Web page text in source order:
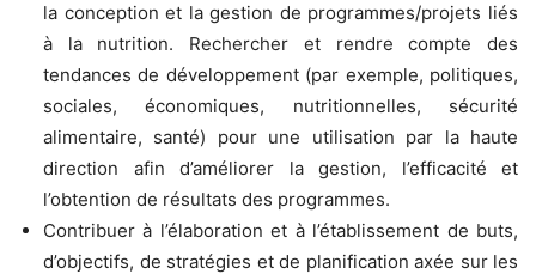
la conception et la gestion de programmes/projets liés
à la nutrition. Rechercher et rendre compte des
tendances de développement (par exemple, politiques,
sociales, économiques, nutritionnelles, sécurité
alimentaire, santé) pour une utilisation par la haute
direction afin d’améliorer la gestion, l’efficacité et
l’obtention de résultats des programmes.
Contribuer à l’élaboration et à l’établissement de buts,
d’objectifs, de stratégies et de planification axée sur les